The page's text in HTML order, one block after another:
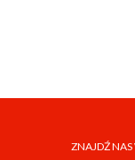
ZNAJDŹ